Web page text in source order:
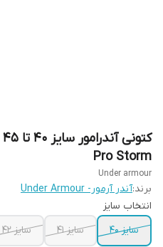
Pro Storm
Under armour
برند:آندر آرمور- Under Armour
انتخاب سایز
سایز ۴۰
سایز ۴۱ سایز ۴۲